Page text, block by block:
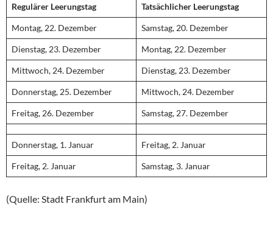
Regulärer Leerungstag Tatsächlicher Leerungstag
Montag, 22. Dezember Samstag, 20. Dezember
Dienstag, 23. Dezember Montag, 22. Dezember
Mittwoch, 24. Dezember Dienstag, 23. Dezember
Donnerstag, 25. Dezember Mittwoch, 24. Dezember
Freitag, 26. Dezember Samstag, 27. Dezember
Donnerstag, 1. Januar Freitag, 2. Januar
Freitag, 2. Januar Samstag, 3. Januar
(Quelle: Stadt Frankfurt am Main)